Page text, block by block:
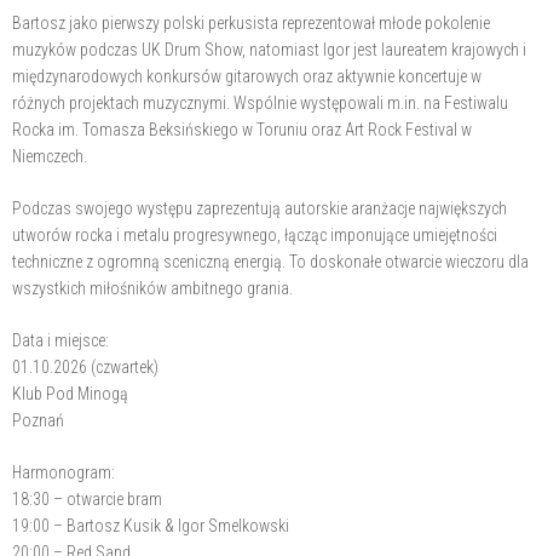
Bartosz jako pierwszy polski perkusista reprezentował młode pokolenie
muzyków podczas UK Drum Show, natomiast Igor jest laureatem krajowych i
międzynarodowych konkursów gitarowych oraz aktywnie koncertuje w
różnych projektach muzycznymi. Wspólnie występowali m.in. na Festiwalu
Rocka im. Tomasza Beksińskiego w Toruniu oraz Art Rock Festival w
Niemczech.
Podczas swojego występu zaprezentują autorskie aranżacje największych
utworów rocka i metalu progresywnego, łącząc imponujące umiejętności
techniczne z ogromną sceniczną energią. To doskonałe otwarcie wieczoru dla
wszystkich miłośników ambitnego grania.
Data i miejsce:
01.10.2026 (czwartek)
Klub Pod Minogą
Poznań
Harmonogram:
18:30 – otwarcie bram
19:00 – Bartosz Kusik & Igor Smelkowski